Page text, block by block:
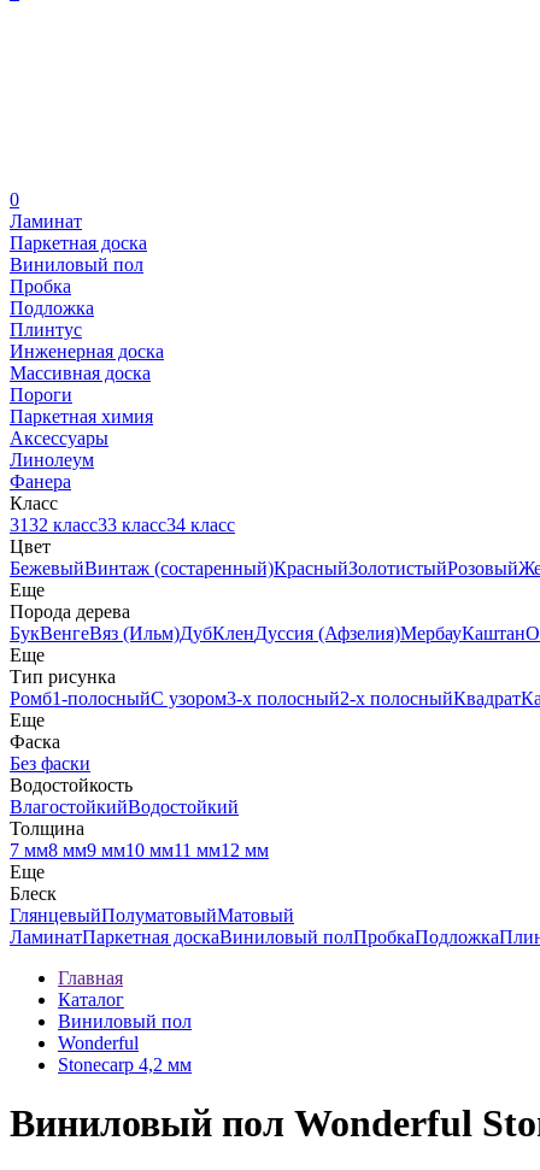
0
Ламинат
Паркетная доска
Виниловый пол
Пробка
Подложка
Плинтус
Инженерная доска
Массивная доска
Пороги
Паркетная химия
Аксессуары
Линолеум
Фанера
Класс
3132 класс33 класс34 класс
Цвет
БежевыйВинтаж (состаренный)КрасныйЗолотистыйРозовый
Еще
Порода дерева
БукВенгеВяз (Ильм)ДубКленДуссия (Афзелия)МербауКаштан
Еще
Тип рисунка
Ромб1-полосныйС узором3-х полосный2-х полосныйКвадрат
Еще
Фаска
Без фаски
Водостойкость
ВлагостойкийВодостойкий
Толщина
7 мм8 мм9 мм10 мм11 мм12 мм
Еще
Блеск
ГлянцевыйПолуматовыйМатовый
ЛаминатПаркетная доскаВиниловый полПробкаПодложка
Главная
Каталог
Виниловый пол
Wonderful
Stonecarp 4,2 мм
Виниловый пол Wonderful